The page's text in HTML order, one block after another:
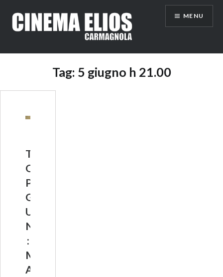
contenuto
MENU
Tag: 5 giugno h 21.00
T
O
P
G
U
N
:
M
A